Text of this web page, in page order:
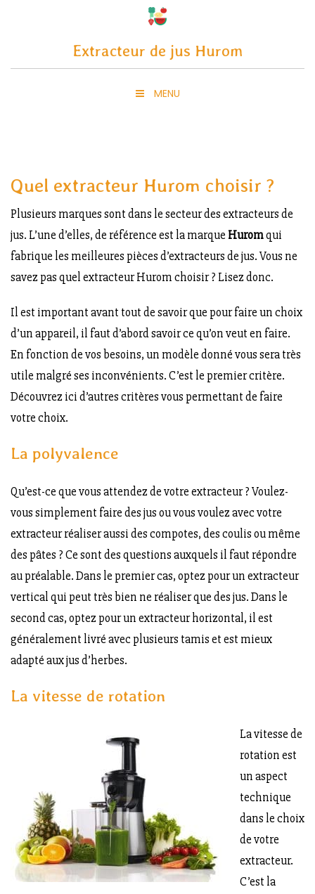
Extracteur de jus Hurom
MENU
Quel extracteur Hurom choisir ?
Plusieurs marques sont dans le secteur des extracteurs de
jus. L’une d’elles, de référence est la marque Huromqui
fabrique les meilleures pièces d’extracteurs de jus. Vous ne
savez pas quel extracteur Hurom choisir ? Lisez donc.
Il est important avant tout de savoir que pour faire un choix
d’un appareil, il faut d’abord savoir ce qu’on veut en faire.
En fonction de vos besoins, un modèle donné vous sera très
utile malgré ses inconvénients. C’est le premier critère.
Découvrez ici d’autres critères vous permettant de faire
votre choix.
La polyvalence
Qu’est-ce que vous attendez de votre extracteur ? Voulez-
vous simplement faire des jus ou vous voulez avec votre
extracteur réaliser aussi des compotes, des coulis ou même
des pâtes ? Ce sont des questions auxquels il faut répondre
au préalable. Dans le premier cas, optez pour un extracteur
vertical qui peut très bien ne réaliser que des jus. Dans le
second cas, optez pour un extracteur horizontal, il est
généralement livré avec plusieurs tamis et est mieux
adapté aux jus d’herbes.
La vitesse de rotation
La vitesse de
rotation est
un aspect
technique
dans le choix
de votre
extracteur.
C’est la